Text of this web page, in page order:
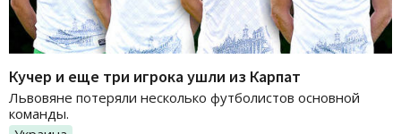
Кучер и еще три игрока ушли из Карпат
Львовяне потеряли несколько футболистов основной
команды.